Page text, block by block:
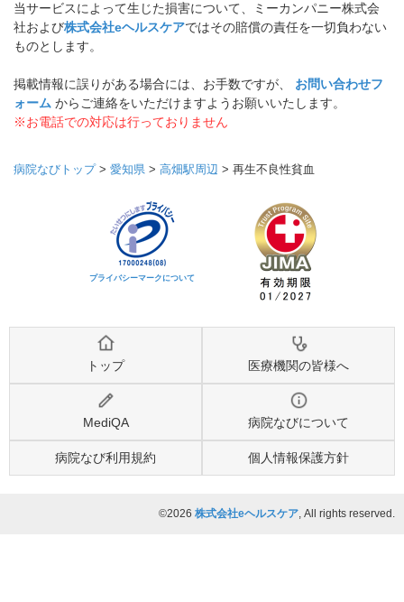
当サービスによって生じた損害について、ミーカンパニー株式会
社および株式会社eヘルスケアではその賠償の責任を一切負わない
ものとします。
掲載情報に誤りがある場合には、お手数ですが、 お問い合わせフ
ォーム からご連絡をいただけますようお願いいたします。
※お電話での対応は行っておりません
病院なびトップ> 愛知県 > 高畑駅周辺 > 再生不良性貧血
プライバシーマークについて
トップ 医療機関の皆様へ
MediQA 病院なびについて
病院なび利用規約 個人情報保護方針
©2026 株式会社eヘルスケア, All rights reserved.